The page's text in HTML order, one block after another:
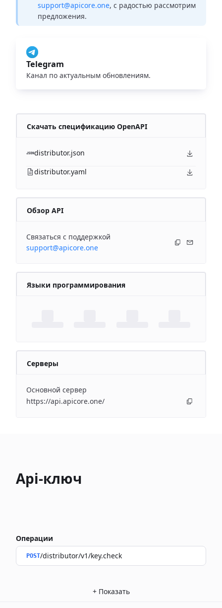
support@apicore.one, с радостью рассмотрим
предложения.
Telegram
Канал по актуальным обновлениям.
Скачать спецификацию OpenAPI
distributor.json
distributor.yaml
Обзор API
Связаться с поддержкой
support@apicore.one
Языки программирования
Серверы
Основной сервер
https://api.apicore.one/
Api-ключ
Операции
POST/distributor/v1/key.check
+ Показать